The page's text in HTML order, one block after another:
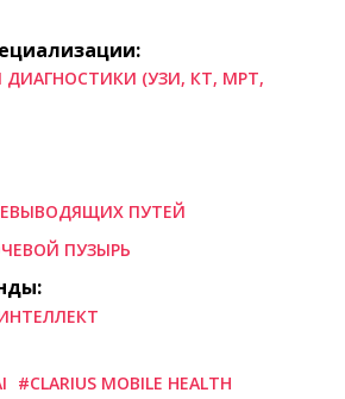
(УЗИ, КТ, МРТ,
ПУТЕЙ
ПУЗЫРЬ
#CLARIUS MOBILE HEALTH